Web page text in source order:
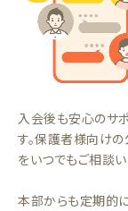
入会後も安心のサ
す。保護者様向け
をいつでもご相談い
本部からも定期的